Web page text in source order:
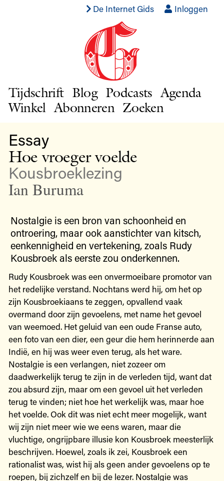
De Internet Gids Inloggen
Tijdschrift Blog Podcasts Agenda
Winkel Abonneren Zoeken
Essay
Hoe vroeger voelde
Kousbroeklezing
Ian Buruma
Nostalgie is een bron van schoonheid en
ontroering, maar ook aanstichter van kitsch,
eenkennigheid en vertekening, zoals Rudy
Kousbroek als eerste zou onderkennen.
Rudy Kousbroek was een onvermoeibare promotor van
het redelijke verstand. Nochtans werd hij, om het op
zijn Kousbroekiaans te zeggen, opvallend vaak
overmand door zijn gevoelens, met name het gevoel
van weemoed. Het geluid van een oude Franse auto,
een foto van een dier, een geur die hem herinnerde aan
Indië, en hij was weer even terug, als het ware.
Nostalgie is een verlangen, niet zozeer om
daadwerkelijk terug te zijn in de verleden tijd, want dat
zou absurd zijn, maar om een gevoel uit het verleden
terug te vinden; niet hoe het werkelijk was, maar hoe
het voelde. Ook dit was niet echt meer mogelijk, want
wij zijn niet meer wie we eens waren, maar die
vluchtige, ongrijpbare illusie kon Kousbroek meesterlijk
beschrijven. Hoewel, zoals ik zei, Kousbroek een
rationalist was, wist hij als geen ander gevoelens op te
roepen, bij zichzelf en bij de lezer. Nostalgie was